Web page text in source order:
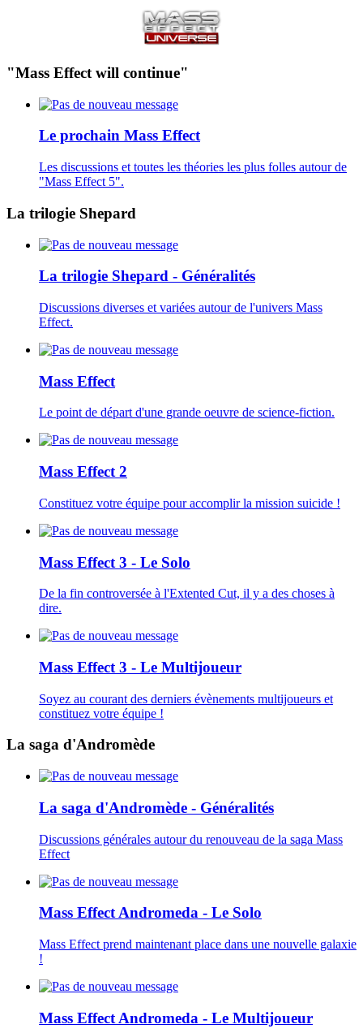
"Mass Effect will continue"
Le prochain Mass Effect
Les discussions et toutes les théories les plus folles autour de
"Mass Effect 5".
La trilogie Shepard
La trilogie Shepard - Généralités
Discussions diverses et variées autour de l'univers Mass
Effect.
Mass Effect
Le point de départ d'une grande oeuvre de science-fiction.
Mass Effect 2
Constituez votre équipe pour accomplir la mission suicide !
Mass Effect 3 - Le Solo
De la fin controversée à l'Extented Cut, il y a des choses à
dire.
Mass Effect 3 - Le Multijoueur
Soyez au courant des derniers évènements multijoueurs et
constituez votre équipe !
La saga d'Andromède
La saga d'Andromède - Généralités
Discussions générales autour du renouveau de la saga Mass
Effect
Mass Effect Andromeda - Le Solo
Mass Effect prend maintenant place dans une nouvelle galaxie
!
Mass Effect Andromeda - Le Multijoueur